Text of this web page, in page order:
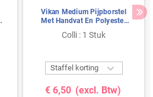
Vikan Medium Pijpborstel
Met Handvat En Polyester
Vezels ø60x510mm Wit
Colli : 1 Stuk
Staffel korting 
€ 6,50 (excl. Btw)